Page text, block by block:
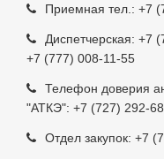
Приемная тел.: +7
Диспетчерская: +7
+7 (777) 008-11-55
Телефон доверия
"АТКЭ": +7 (727) 292-
Отдел закупок: +7